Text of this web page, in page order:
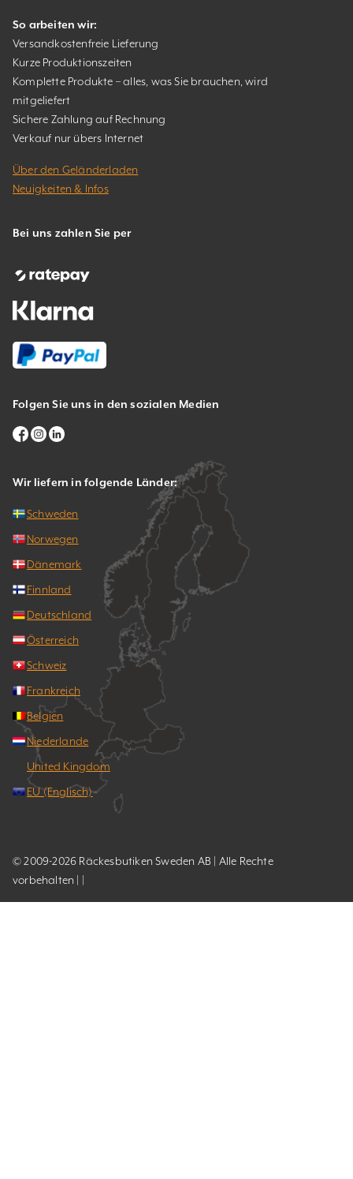
So arbeiten wir:
Versandkostenfreie Lieferung
Kurze Produktionszeiten
Komplette Produkte – alles, was Sie brauchen, wird
mitgeliefert
Sichere Zahlung auf Rechnung
Verkauf nur übers Internet
Über den Geländerladen
Neuigkeiten & Infos
Bei uns zahlen Sie per
Folgen Sie uns in den sozialen Medien
Wir liefern in folgende Länder:
Schweden
Norwegen
Dänemark
Finnland
Deutschland
Österreich
Schweiz
Frankreich
Belgien
Niederlande
United Kingdom
EU (Englisch)
© 2009-2026 Räckesbutiken Sweden AB | Alle Rechte
vorbehalten | |